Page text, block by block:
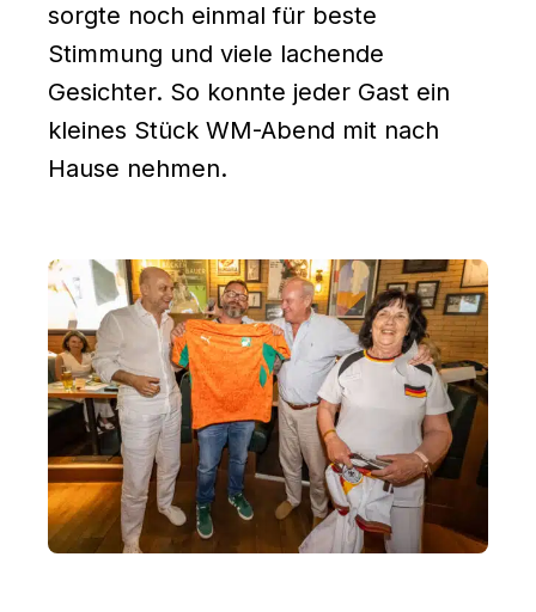
sorgte noch einmal für beste
Stimmung und viele lachende
Gesichter. So konnte jeder Gast ein
kleines Stück WM-Abend mit nach
Hause nehmen.